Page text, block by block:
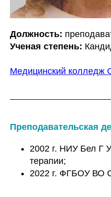
Должность:
Ученая степень:
Медицинский колледж
Преподавательская
2002 г. НИУ Бел Г
терапии;
2022 г. ФГБОУ ВО